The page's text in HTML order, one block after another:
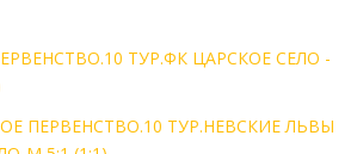
ТУР.ФК ЦАРСКОЕ СЕЛО -
ПЕРВЕНСТВО.10 ТУР.НЕВСКИЕ ЛЬВЫ